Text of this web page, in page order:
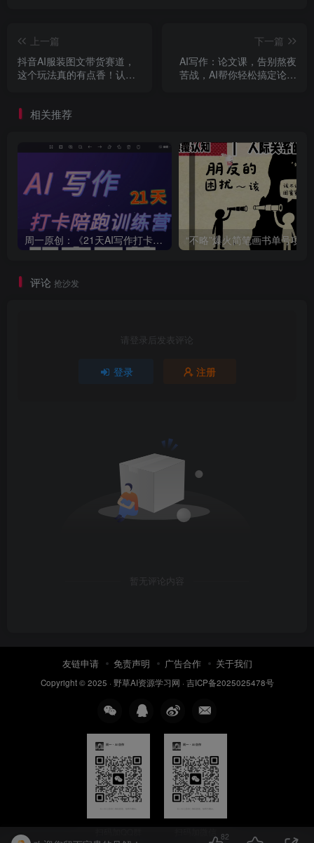
上一篇
抖音AI服装图文带货赛道，
这个玩法真的有点香！认真
下一篇
AI写作：论文课，告别熬夜
苦战，AI帮你轻松搞定论文
相关推荐
周一原创：《21天AI写作打卡陪跑训练营》全部内容讲解！（网站会员免费学习…）
评论 抢沙发
请登录后发表评论
登录 注册
暂无评论内容
友链申请 免责声明 广告合作 关于我们
Copyright © 2025 · 野草AI资源学习网 · 吉ICP备2025025478号
82